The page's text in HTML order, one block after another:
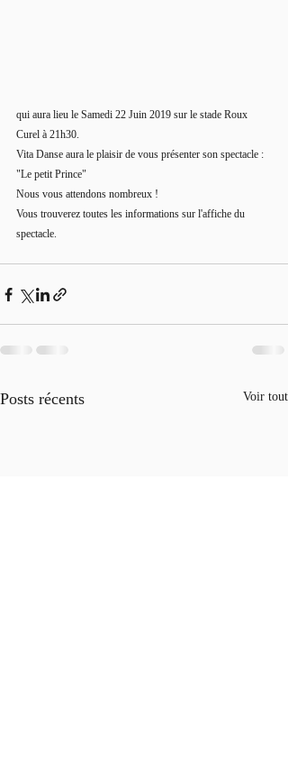
qui aura lieu le Samedi 22 Juin 2019 sur le stade Roux
Curel à 21h30.
Vita Danse aura le plaisir de vous présenter son spectacle :
"Le petit Prince"
Nous vous attendons nombreux !
Vous trouverez toutes les informations sur l'affiche du
spectacle.
Posts récents Voir tout